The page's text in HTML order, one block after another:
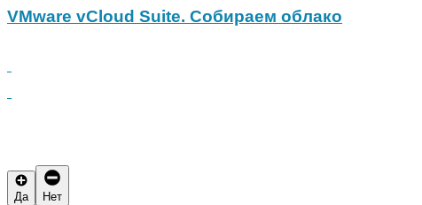
VMware vCloud Suite. Собираем облако
Да Нет